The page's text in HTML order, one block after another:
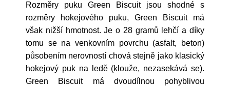
Rozměry puku Green Biscuit jsou shodné s
rozměry hokejového puku, Green Biscuit má
však nižší hmotnost. Je o 28 gramů lehčí a díky
tomu se na venkovním povrchu (asfalt, beton)
působením nerovností chová stejně jako klasický
hokejový puk na ledě (klouže, nezasekává se).
Green Biscuit má dvoudílnou pohyblivou